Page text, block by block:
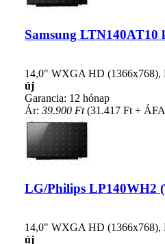
Samsung LTN140AT10
14,0" WXGA HD (1366x768),
új
Garancia: 12 hónap
Ár: 39.900 Ft(31.417 Ft +
LG/Philips LP140WH2
14,0" WXGA HD (1366x768),
új